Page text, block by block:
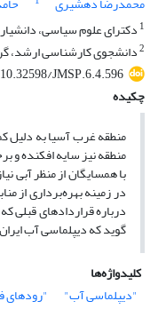
1دکترای علوم سیاسی،
2دانشجوی کارشناسی ارشد،
10.32598/JMSP.6.4.596
چکیده
منطقه غرب آسیا به دلیل
منطقه نیز سایه افکنده
با همسایگان از منظر آبی
در زمینه بهره‌برداری از
درباره قراردادهای قبلی
گوید که دیپلماسی آب
کلیدواژه‌ها
"دیپلماسی آب"
"رودهای